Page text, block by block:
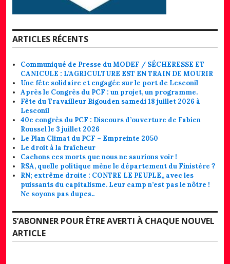
ARTICLES RÉCENTS
Communiqué de Presse du MODEF / SÉCHERESSE ET
CANICULE : L’AGRICULTURE EST EN TRAIN DE MOURIR
Une fête solidaire et engagée sur le port de Lesconil
Après le Congrès du PCF : un projet, un programme.
Fête du Travailleur Bigouden samedi 18 juillet 2026 à
Lesconil
40e congrès du PCF : Discours d’ouverture de Fabien
Roussel le 3 juillet 2026
Le Plan Climat du PCF – Empreinte 2050
Le droit à la fraîcheur
Cachons ces morts que nous ne saurions voir !
RSA, quelle politique mène le département du Finistère ?
RN; extrême droite : CONTRE LE PEUPLE,, avec les
puissants du capitalisme. Leur camp n’est pas le nôtre !
Ne soyons pas dupes..
S’ABONNER POUR ÊTRE AVERTI À CHAQUE NOUVEL
ARTICLE